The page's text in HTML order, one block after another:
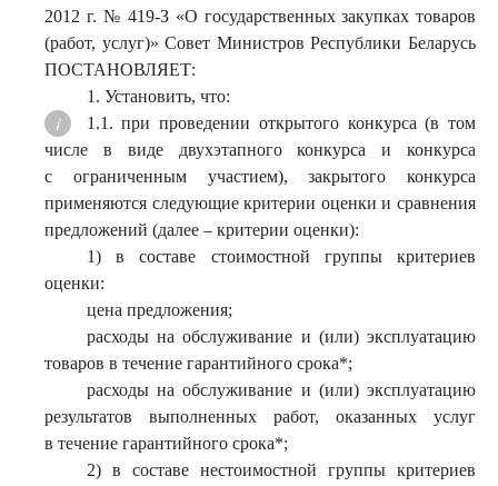
2012 г. № 419-З «О государственных закупках товаров
(работ, услуг)» Совет Министров Республики Беларусь
ПОСТАНОВЛЯЕТ:
1. Установить, что:
1.1. при проведении открытого конкурса (в том
числе в виде двухэтапного конкурса и конкурса
с ограниченным участием), закрытого конкурса
применяются следующие критерии оценки и сравнения
предложений (далее – критерии оценки):
1) в составе стоимостной группы критериев
оценки:
цена предложения;
расходы на обслуживание и (или) эксплуатацию
товаров в течение гарантийного срока*;
расходы на обслуживание и (или) эксплуатацию
результатов выполненных работ, оказанных услуг
в течение гарантийного срока*;
2) в составе нестоимостной группы критериев